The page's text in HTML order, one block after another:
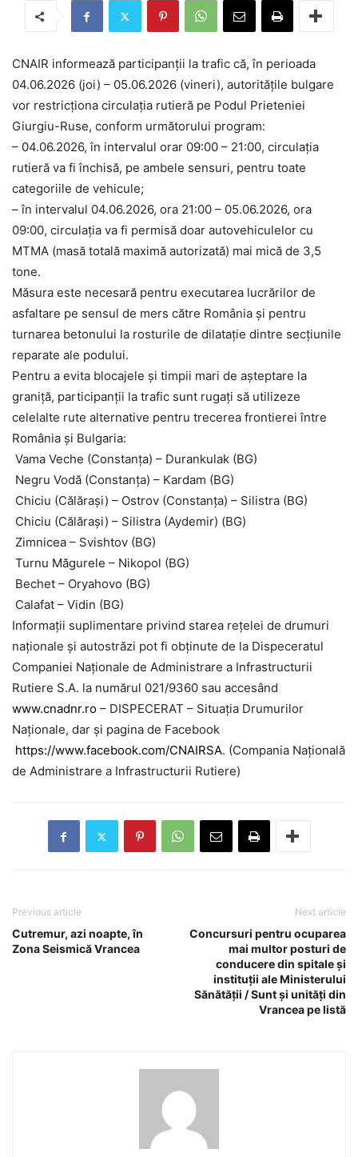
CNAIR informează participanții la trafic că, în perioada
04.06.2026 (joi) – 05.06.2026 (vineri), autoritățile bulgare
vor restricționa circulația rutieră pe Podul Prieteniei
Giurgiu-Ruse, conform următorului program:
– 04.06.2026, în intervalul orar 09:00 – 21:00, circulația
rutieră va fi închisă, pe ambele sensuri, pentru toate
categoriile de vehicule;
– în intervalul 04.06.2026, ora 21:00 – 05.06.2026, ora
09:00, circulația va fi permisă doar autovehiculelor cu
MTMA (masă totală maximă autorizată) mai mică de 3,5
tone.
Măsura este necesară pentru executarea lucrărilor de
asfaltare pe sensul de mers către România și pentru
turnarea betonului la rosturile de dilatație dintre secțiunile
reparate ale podului.
Pentru a evita blocajele și timpii mari de așteptare la
graniță, participanții la trafic sunt rugați să utilizeze
celelalte rute alternative pentru trecerea frontierei între
România și Bulgaria:
Vama Veche (Constanța) – Durankulak (BG)
Negru Vodă (Constanța) – Kardam (BG)
Chiciu (Călărași) – Ostrov (Constanța) – Silistra (BG)
Chiciu (Călărași) – Silistra (Aydemir) (BG)
Zimnicea – Svishtov (BG)
Turnu Măgurele – Nikopol (BG)
Bechet – Oryahovo (BG)
Calafat – Vidin (BG)
Informații suplimentare privind starea rețelei de drumuri
naționale și autostrăzi pot fi obținute de la Dispeceratul
Companiei Naționale de Administrare a Infrastructurii
Rutiere S.A. la numărul 021/9360 sau accesând
www.cnadnr.ro – DISPECERAT – Situația Drumurilor
Naționale, dar și pagina de Facebook
https://www.facebook.com/CNAIRSA. (Compania Națională
de Administrare a Infrastructurii Rutiere)
Previous article
Cutremur, azi noapte, în
Zona Seismică Vrancea
Next article
Concursuri pentru ocuparea
mai multor posturi de
conducere din spitale și
instituții ale Ministerului
Sănătății / Sunt și unități din
Vrancea pe listă